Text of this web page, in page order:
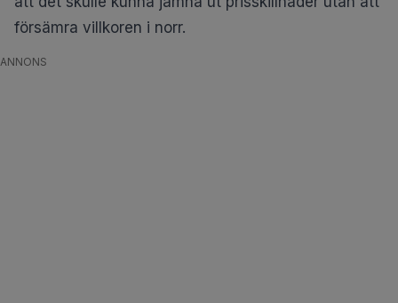
försämra villkoren i norr.
ANNONS